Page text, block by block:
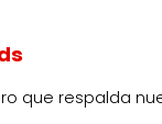
que respalda